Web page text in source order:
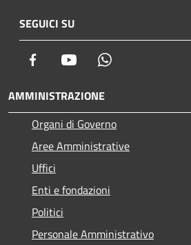
SEGUICI SU
Facebook Youtube
AMMINISTRAZIONE
Organi di Governo
Aree Amministrative
Uffici
Enti e fondazioni
Politici
Personale Amministrativo